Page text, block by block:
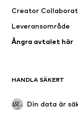
Underkläder
Kappor
Badkläder
Upcycling
Creator
Leveransområde
Ångra avtalet här
HANDLA SÄKERT
Din data är